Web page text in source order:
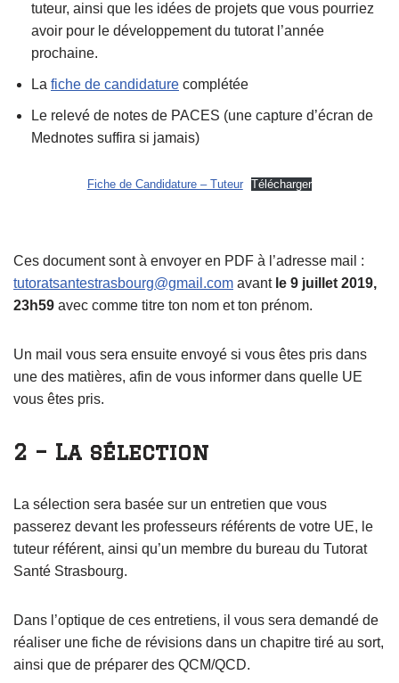
tuteur, ainsi que les idées de projets que vous pourriez
avoir pour le développement du tutorat l’année
prochaine.
La fiche de candidature complétée
Le relevé de notes de PACES (une capture d’écran de
Mednotes suffira si jamais)
Fiche de Candidature – Tuteur Télécharger
Ces document sont à envoyer en PDF à l’adresse mail :
tutoratsantestrasbourg@gmail.com avantle 9 juillet 2019,
23h59 avec comme titre ton nom et ton prénom.
Un mail vous sera ensuite envoyé si vous êtes pris dans
une des matières, afin de vous informer dans quelle UE
vous êtes pris.
2 – La sélection
La sélection sera basée sur un entretien que vous
passerez devant les professeurs référents de votre UE, le
tuteur référent, ainsi qu’un membre du bureau du Tutorat
Santé Strasbourg.
Dans l’optique de ces entretiens, il vous sera demandé de
réaliser une fiche de révisions dans un chapitre tiré au sort,
ainsi que de préparer des QCM/QCD.